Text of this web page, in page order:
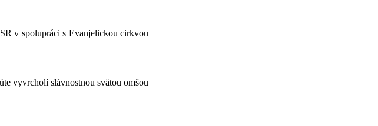
v spolupráci s Evanjelickou cirkvou
vyvrcholí slávnostnou svätou omšou